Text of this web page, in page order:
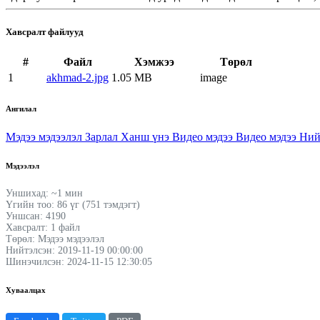
Хавсралт файлууд
# Файл Хэмжээ
Төрөл
1
akhmad-2.jpg 1.05 MB image
Ангилал
Мэдээ мэдээлэл Зарлал Ханш үнэ Видео мэдээ Видео мэдээ
Мэдээлэл
Уншихад: ~1 мин
Үгийн тоо: 86 үг (751 тэмдэгт)
Уншсан: 4190
Хавсралт: 1 файл
Төрөл: Мэдээ мэдээлэл
Нийтэлсэн: 2019-11-19 00:00:00
Шинэчилсэн: 2024-11-15 12:30:05
Хуваалцах